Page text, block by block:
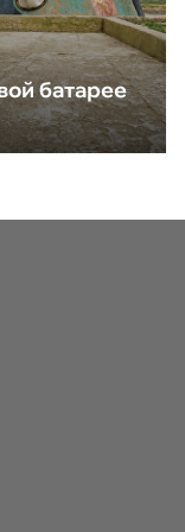
батарее